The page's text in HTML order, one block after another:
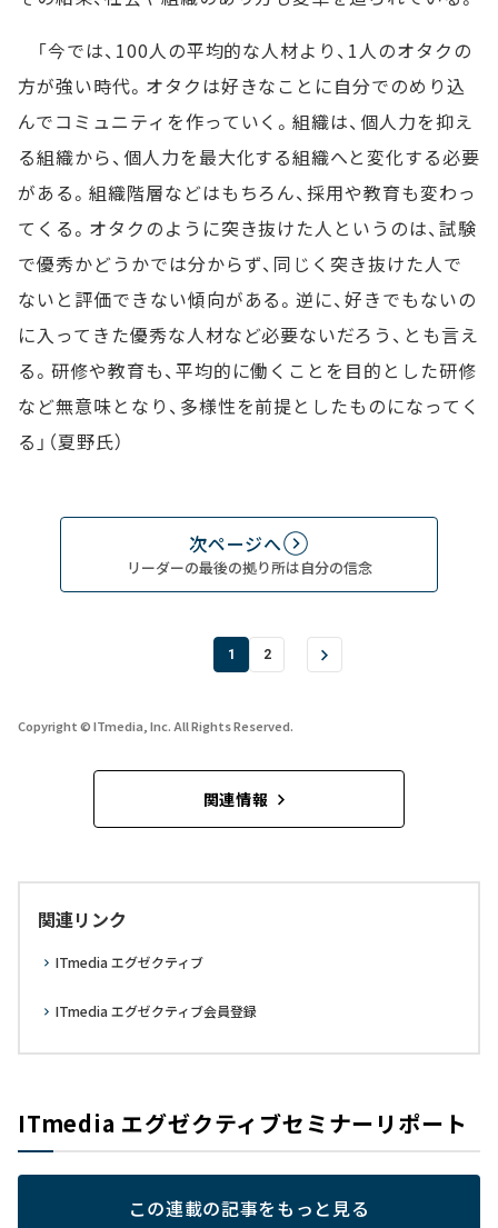
「今では、100人の平均的な人材より、1人のオタクの
方が強い時代。オタクは好きなことに自分でのめり込
んでコミュニティを作っていく。組織は、個人力を抑え
る組織から、個人力を最大化する組織へと変化する必要
がある。組織階層などはもちろん、採用や教育も変わっ
てくる。オタクのように突き抜けた人というのは、試験
で優秀かどうかでは分からず、同じく突き抜けた人で
ないと評価できない傾向がある。逆に、好きでもないの
に入ってきた優秀な人材など必要ないだろう、とも言え
る。研修や教育も、平均的に働くことを目的とした研修
など無意味となり、多様性を前提としたものになってく
る」（夏野氏）
次ページへ
リーダーの最後の拠り所は自分の信念
1 2
Copyright © ITmedia, Inc. All Rights Reserved.
関連情報
関連リンク
ITmedia エグゼクティブ
ITmedia エグゼクティブ会員登録
ITmedia エグゼクティブセミナーリポート
この連載の記事をもっと見る